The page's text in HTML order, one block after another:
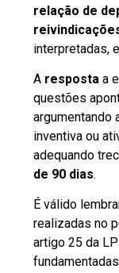
relação de
interpretadas,
A resposta a
questões
argumentando
inventiva ou
adequando
de 90 dias.
É válido
realizadas no
artigo 25 da